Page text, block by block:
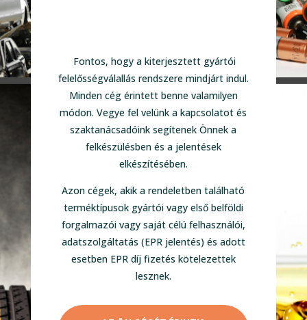
Fontos, hogy a kiterjesztett gyártói
felelősségválallás rendszere mindjárt indul.
Minden cég érintett benne valamilyen
módon. Vegye fel velünk a kapcsolatot és
szaktanácsadóink segítenek Önnek a
felkészülésben és a jelentések
elkészítésében.
Azon cégek, akik a rendeletben található
terméktípusok gyártói vagy első belföldi
forgalmazói vagy saját célú felhasználói,
adatszolgáltatás (EPR jelentés) és adott
esetben EPR díj fizetés kötelezettek
lesznek.